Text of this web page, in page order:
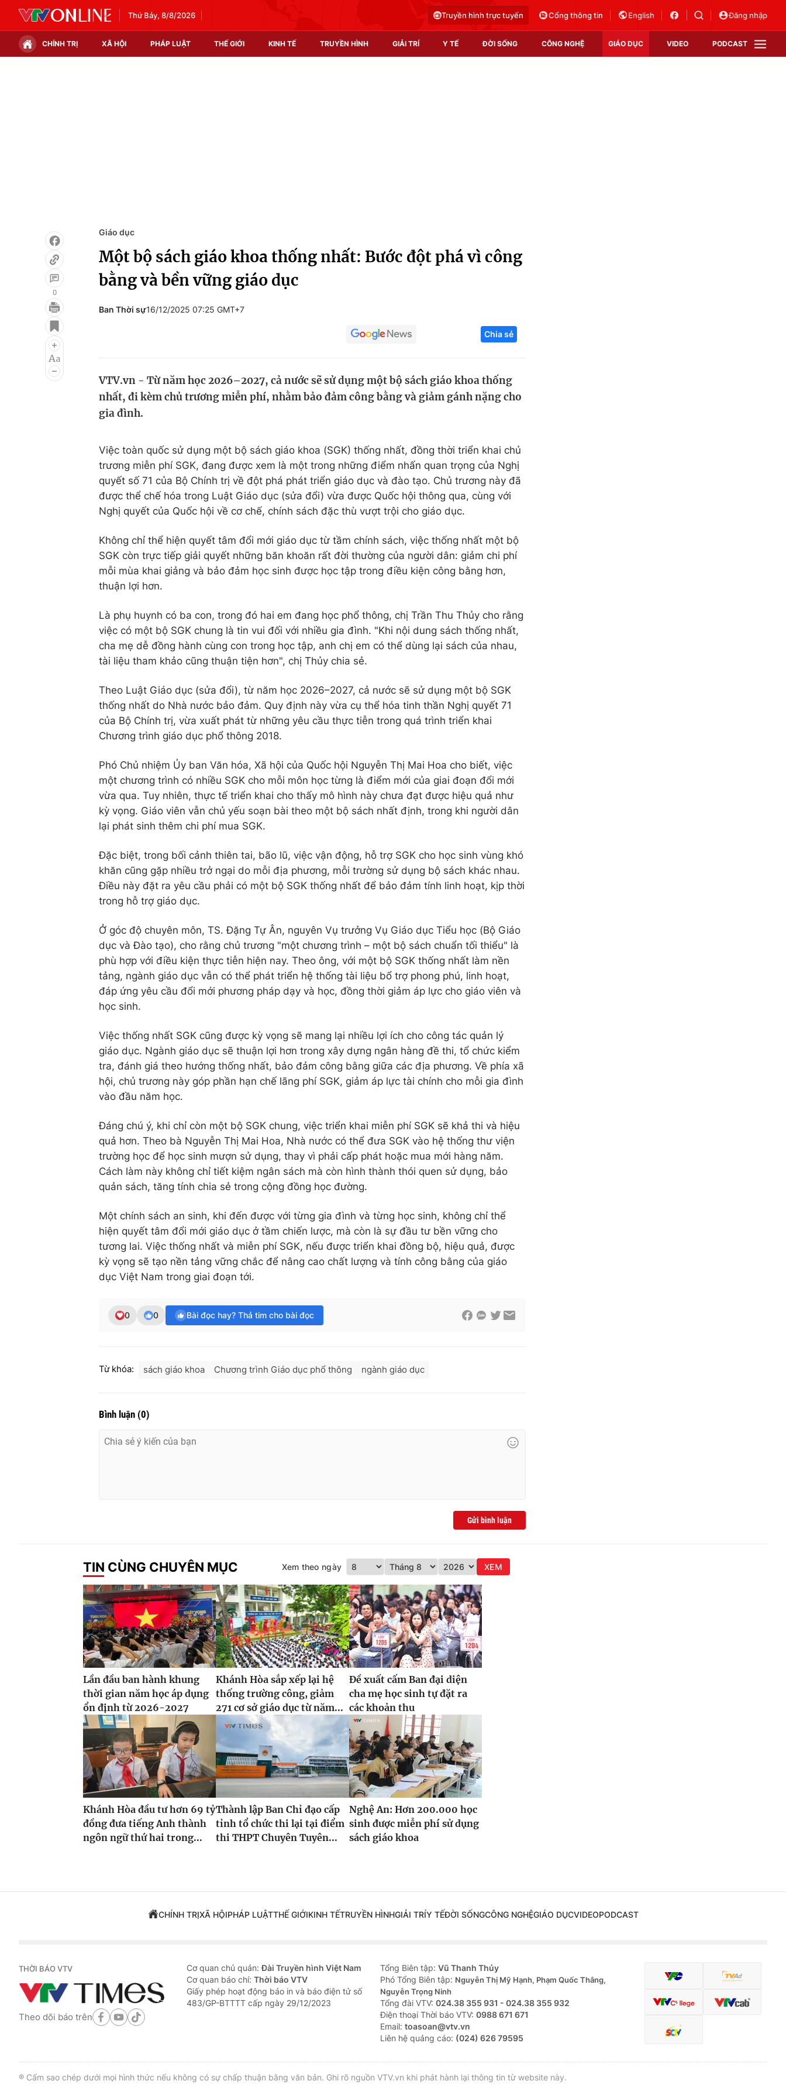
Thứ Bảy, 8/8/2026 Truyền hình trực tuyến Cổng thông tin English Đăng nhập
CHÍNH TRỊ XÃ HỘI PHÁP LUẬT THẾ GIỚI KINH TẾ TRUYỀN HÌNH GIẢI TRÍ Y TẾ ĐỜI SỐNG CÔNG NGHỆ GIÁO DỤC VIDEO PODCAST
Infographic
Điện ảnh
Âm nhạc
Chất lượng cuộc sống
Tuyển sinh
Hitech Công nghệ tương lai
Thị trường
0
Giáo dục
Một bộ sách giáo khoa thống nhất: Bước đột phá vì công
bằng và bền vững giáo dục
Ban Thời sự16/12/2025 07:25 GMT+7
Chia sẻ
VTV.vn - Từ năm học 2026–2027, cả nước sẽ sử dụng một bộ sách giáo khoa thống
nhất, đi kèm chủ trương miễn phí, nhằm bảo đảm công bằng và giảm gánh nặng cho
gia đình.
Việc toàn quốc sử dụng một bộ sách giáo khoa (SGK) thống nhất, đồng thời triển khai chủ
trương miễn phí SGK, đang được xem là một trong những điểm nhấn quan trọng của Nghị
quyết số 71 của Bộ Chính trị về đột phá phát triển giáo dục và đào tạo. Chủ trương này đã
được thể chế hóa trong Luật Giáo dục (sửa đổi) vừa được Quốc hội thông qua, cùng với
Nghị quyết của Quốc hội về cơ chế, chính sách đặc thù vượt trội cho giáo dục.
Không chỉ thể hiện quyết tâm đổi mới giáo dục từ tầm chính sách, việc thống nhất một bộ
SGK còn trực tiếp giải quyết những băn khoăn rất đời thường của người dân: giảm chi phí
mỗi mùa khai giảng và bảo đảm học sinh được học tập trong điều kiện công bằng hơn,
thuận lợi hơn.
Là phụ huynh có ba con, trong đó hai em đang học phổ thông, chị Trần Thu Thủy cho rằng
việc có một bộ SGK chung là tin vui đối với nhiều gia đình. "Khi nội dung sách thống nhất,
cha mẹ dễ đồng hành cùng con trong học tập, anh chị em có thể dùng lại sách của nhau,
tài liệu tham khảo cũng thuận tiện hơn", chị Thủy chia sẻ.
Theo Luật Giáo dục (sửa đổi), từ năm học 2026–2027, cả nước sẽ sử dụng một bộ SGK
thống nhất do Nhà nước bảo đảm. Quy định này vừa cụ thể hóa tinh thần Nghị quyết 71
của Bộ Chính trị, vừa xuất phát từ những yêu cầu thực tiễn trong quá trình triển khai
Chương trình giáo dục phổ thông 2018.
Phó Chủ nhiệm Ủy ban Văn hóa, Xã hội của Quốc hội Nguyễn Thị Mai Hoa cho biết, việc
một chương trình có nhiều SGK cho mỗi môn học từng là điểm mới của giai đoạn đổi mới
vừa qua. Tuy nhiên, thực tế triển khai cho thấy mô hình này chưa đạt được hiệu quả như
kỳ vọng. Giáo viên vẫn chủ yếu soạn bài theo một bộ sách nhất định, trong khi người dân
lại phát sinh thêm chi phí mua SGK.
Đặc biệt, trong bối cảnh thiên tai, bão lũ, việc vận động, hỗ trợ SGK cho học sinh vùng khó
khăn cũng gặp nhiều trở ngại do mỗi địa phương, mỗi trường sử dụng bộ sách khác nhau.
Điều này đặt ra yêu cầu phải có một bộ SGK thống nhất để bảo đảm tính linh hoạt, kịp thời
trong hỗ trợ giáo dục.
Ở góc độ chuyên môn, TS. Đặng Tự Ân, nguyên Vụ trưởng Vụ Giáo dục Tiểu học (Bộ Giáo
dục và Đào tạo), cho rằng chủ trương "một chương trình – một bộ sách chuẩn tối thiểu" là
phù hợp với điều kiện thực tiễn hiện nay. Theo ông, với một bộ SGK thống nhất làm nền
tảng, ngành giáo dục vẫn có thể phát triển hệ thống tài liệu bổ trợ phong phú, linh hoạt,
đáp ứng yêu cầu đổi mới phương pháp dạy và học, đồng thời giảm áp lực cho giáo viên và
học sinh.
Việc thống nhất SGK cũng được kỳ vọng sẽ mang lại nhiều lợi ích cho công tác quản lý
giáo dục. Ngành giáo dục sẽ thuận lợi hơn trong xây dựng ngân hàng đề thi, tổ chức kiểm
tra, đánh giá theo hướng thống nhất, bảo đảm công bằng giữa các địa phương. Về phía xã
hội, chủ trương này góp phần hạn chế lãng phí SGK, giảm áp lực tài chính cho mỗi gia đình
vào đầu năm học.
Đáng chú ý, khi chỉ còn một bộ SGK chung, việc triển khai miễn phí SGK sẽ khả thi và hiệu
quả hơn. Theo bà Nguyễn Thị Mai Hoa, Nhà nước có thể đưa SGK vào hệ thống thư viện
trường học để học sinh mượn sử dụng, thay vì phải cấp phát hoặc mua mới hàng năm.
Cách làm này không chỉ tiết kiệm ngân sách mà còn hình thành thói quen sử dụng, bảo
quản sách, tăng tính chia sẻ trong cộng đồng học đường.
Một chính sách an sinh, khi đến được với từng gia đình và từng học sinh, không chỉ thể
hiện quyết tâm đổi mới giáo dục ở tầm chiến lược, mà còn là sự đầu tư bền vững cho
tương lai. Việc thống nhất và miễn phí SGK, nếu được triển khai đồng bộ, hiệu quả, được
kỳ vọng sẽ tạo nền tảng vững chắc để nâng cao chất lượng và tính công bằng của giáo
dục Việt Nam trong giai đoạn tới.
0 0 Bài đọc hay? Thả tim cho bài đọc
Từ khóa: sách giáo khoa Chương trình Giáo dục phổ thông ngành giáo dục
Bình luận (0)
Gửi bình luận
TIN CÙNG CHUYÊN MỤC Xem theo ngày XEM
Lần đầu ban hành khung
thời gian năm học áp dụng
ổn định từ 2026-2027
Khánh Hòa sắp xếp lại hệ
thống trường công, giảm
271 cơ sở giáo dục từ năm...
Đề xuất cấm Ban đại diện
cha mẹ học sinh tự đặt ra
các khoản thu
Khánh Hòa đầu tư hơn 69 tỷ
đồng đưa tiếng Anh thành
ngôn ngữ thứ hai trong...
Thành lập Ban Chỉ đạo cấp
tỉnh tổ chức thi lại tại điểm
thi THPT Chuyên Tuyên...
Nghệ An: Hơn 200.000 học
sinh được miễn phí sử dụng
sách giáo khoa
CHÍNH TRỊXÃ HỘIPHÁP LUẬTTHẾ GIỚIKINH TẾTRUYỀN HÌNHGIẢI TRÍY TẾĐỜI SỐNGCÔNG NGHỆGIÁO DỤCVIDEOPODCAST
THỜI BÁO VTV
Theo dõi báo trên
Cơ quan chủ quản:Đài Truyền hình Việt Nam
Cơ quan báo chí: Thời báo VTV
Giấy phép hoạt động báo in và báo điện tử số
483/GP-BTTTT cấp ngày 29/12/2023
Tổng Biên tập: Vũ Thanh Thủy
Phó Tổng Biên tập: Nguyễn Thị Mỹ Hạnh, Phạm Quốc Thắng,
Nguyễn Trọng Ninh
Tổng đài VTV: 024.38 355 931 - 024.38 355 932
Ðiện thoại Thời báo VTV: 0988 671 671
Email: toasoan@vtv.vn
Liên hệ quảng cáo: (024) 626 79595
® Cấm sao chép dưới mọi hình thức nếu không có sự chấp thuận bằng văn bản. Ghi rõ nguồn VTV.vn khi phát hành lại thông tin từ website này.